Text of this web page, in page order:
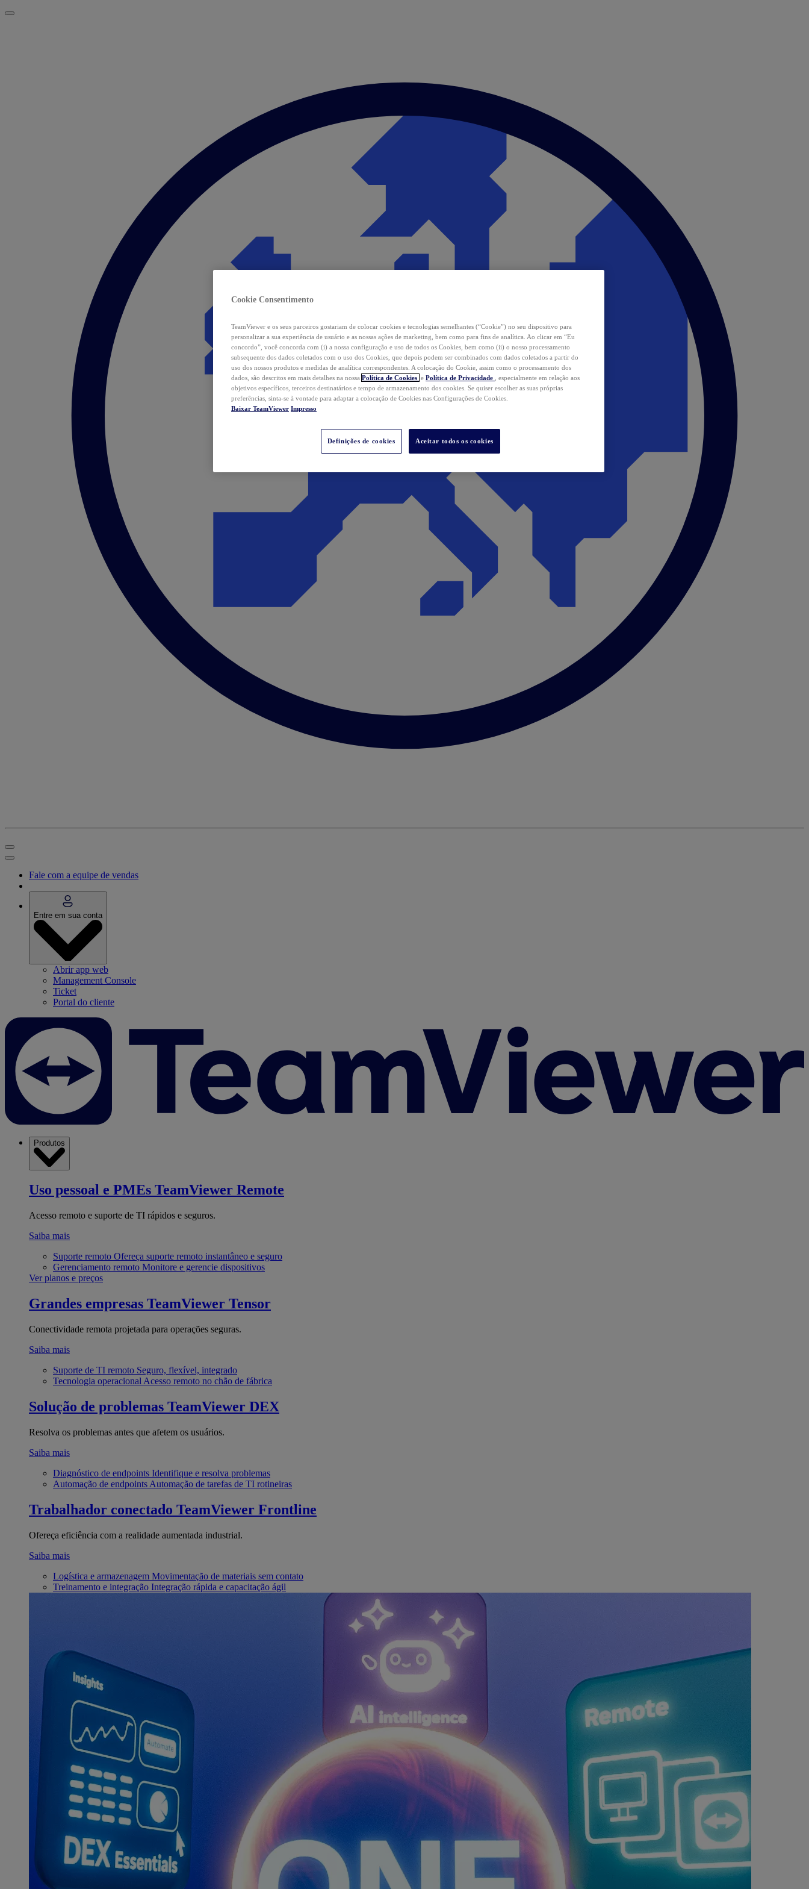
Fale com a equipe de vendas
Entre em sua conta
Abrir app web
Management Console
Ticket
Portal do cliente
Produtos
Uso pessoal e PMEs TeamViewer Remote
Acesso remoto e suporte de TI rápidos e seguros.
Saiba mais
Suporte remoto Ofereça suporte remoto instantâneo e seguro
Gerenciamento remoto Monitore e gerencie dispositivos
Ver planos e preços
Grandes empresas TeamViewer Tensor
Conectividade remota projetada para operações seguras.
Saiba mais
Suporte de TI remoto Seguro, flexível, integrado
Tecnologia operacional Acesso remoto no chão de fábrica
Solução de problemas TeamViewer DEX
Resolva os problemas antes que afetem os usuários.
Saiba mais
Diagnóstico de endpoints Identifique e resolva problemas
Automação de endpoints Automação de tarefas de TI rotineiras
Trabalhador conectado TeamViewer Frontline
Ofereça eficiência com a realidade aumentada industrial.
Saiba mais
Logística e armazenagem Movimentação de materiais sem contato
Treinamento e integração Integração rápida e capacitação ágil
Cookie Consentimento
TeamViewer e os seus parceiros gostariam de colocar cookies e tecnologias semelhantes (“Cookie”) no seu dispositivo para
personalizar a sua experiência de usuário e as nossas ações de marketing, bem como para fins de analítica. Ao clicar em “Eu
concordo”, você concorda com (i) a nossa configuração e uso de todos os Cookies, bem como (ii) o nosso processamento
subsequente dos dados coletados com o uso dos Cookies, que depois podem ser combinados com dados coletados a partir do
uso dos nossos produtos e medidas de analítica correspondentes. A colocação do Cookie, assim como o processamento dos
dados, são descritos em mais detalhes na nossa Política de Cookies e Política de Privacidade
, especialmente em relação aos
objetivos específicos, terceiros destinatários e tempo de armazenamento dos cookies. Se quiser escolher as suas próprias
preferências, sinta-se à vontade para adaptar a colocação de Cookies nas Configurações de Cookies.
Baixar TeamViewer Impresso
Definições de cookies Aceitar todos os cookies